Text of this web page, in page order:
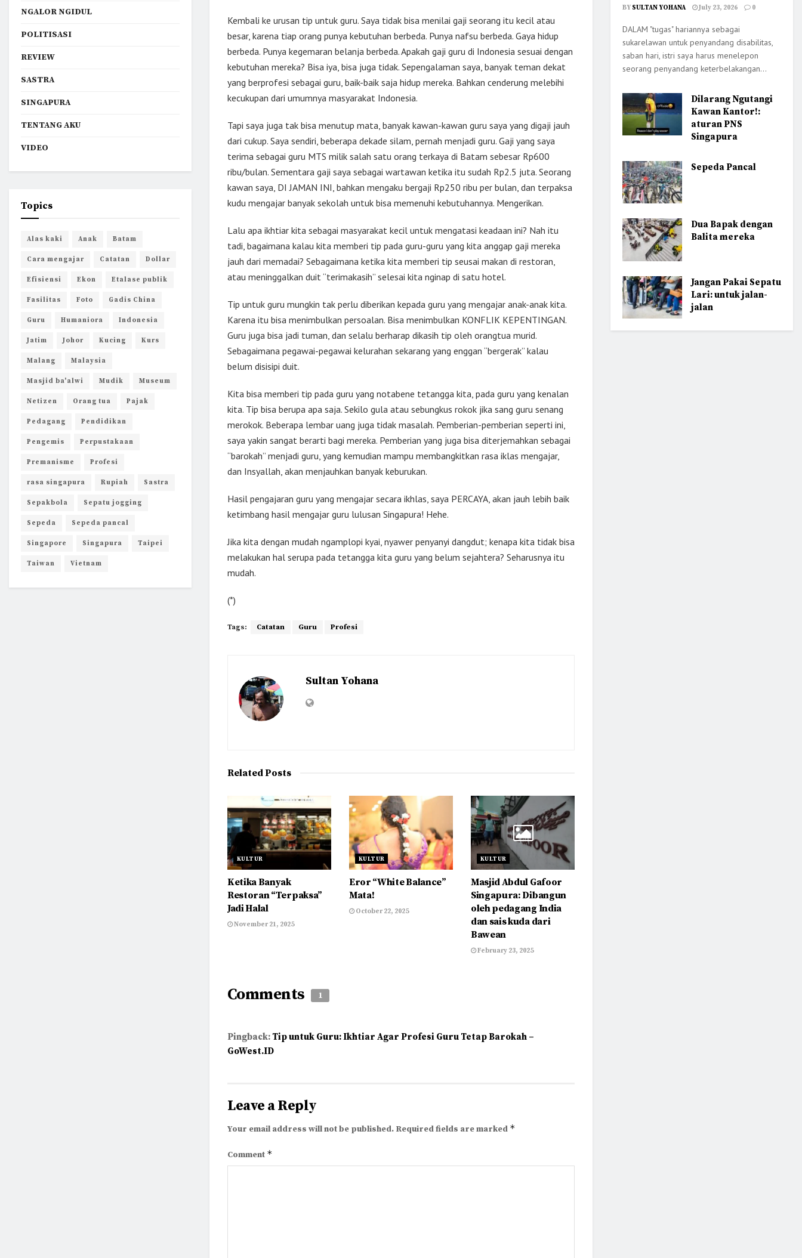
Kembali ke urusan tip untuk guru. Saya tidak bisa menilai gaji seorang itu kecil atau
besar, karena tiap orang punya kebutuhan berbeda. Punya nafsu berbeda. Gaya hidup
berbeda. Punya kegemaran belanja berbeda. Apakah gaji guru di Indonesia sesuai dengan
kebutuhan mereka? Bisa iya, bisa juga tidak. Sepengalaman saya, banyak teman dekat
yang berprofesi sebagai guru, baik-baik saja hidup mereka. Bahkan cenderung melebihi
kecukupan dari umumnya masyarakat Indonesia.
Tapi saya juga tak bisa menutup mata, banyak kawan-kawan guru saya yang digaji jauh
dari cukup. Saya sendiri, beberapa dekade silam, pernah menjadi guru. Gaji yang saya
terima sebagai guru MTS milik salah satu orang terkaya di Batam sebesar Rp600
ribu/bulan. Sementara gaji saya sebagai wartawan ketika itu sudah Rp2.5 juta. Seorang
kawan saya, DI JAMAN INI, bahkan mengaku bergaji Rp250 ribu per bulan, dan terpaksa
kudu mengajar banyak sekolah untuk bisa memenuhi kebutuhannya. Mengerikan.
Lalu apa ikhtiar kita sebagai masyarakat kecil untuk mengatasi keadaan ini? Nah itu
tadi, bagaimana kalau kita memberi tip pada guru-guru yang kita anggap gaji mereka
jauh dari memadai? Sebagaimana ketika kita memberi tip seusai makan di restoran,
atau meninggalkan duit “terimakasih” selesai kita nginap di satu hotel.
Tip untuk guru mungkin tak perlu diberikan kepada guru yang mengajar anak-anak kita.
Karena itu bisa menimbulkan persoalan. Bisa menimbulkan KONFLIK KEPENTINGAN.
Guru juga bisa jadi tuman, dan selalu berharap dikasih tip oleh orangtua murid.
Sebagaimana pegawai-pegawai kelurahan sekarang yang enggan “bergerak” kalau
belum disisipi duit.
Kita bisa memberi tip pada guru yang notabene tetangga kita, pada guru yang kenalan
kita. Tip bisa berupa apa saja. Sekilo gula atau sebungkus rokok jika sang guru senang
merokok. Beberapa lembar uang juga tidak masalah. Pemberian-pemberian seperti ini,
saya yakin sangat berarti bagi mereka. Pemberian yang juga bisa diterjemahkan sebagai
“barokah” menjadi guru, yang kemudian mampu membangkitkan rasa iklas mengajar,
dan Insyallah, akan menjauhkan banyak keburukan.
Hasil pengajaran guru yang mengajar secara ikhlas, saya PERCAYA, akan jauh lebih baik
ketimbang hasil mengajar guru lulusan Singapura! Hehe.
Jika kita dengan mudah ngamplopi kyai, nyawer penyanyi dangdut; kenapa kita tidak bisa
melakukan hal serupa pada tetangga kita guru yang belum sejahtera? Seharusnya itu
mudah.
(*)
Tags: Catatan Guru Profesi
Sultan Yohana
RelatedPosts
KULTUR
Ketika Banyak
Restoran “Terpaksa”
Jadi Halal
November 21, 2025
KULTUR
Eror “White Balance”
Mata!
October 22, 2025
KULTUR
Masjid Abdul Gafoor
Singapura: Dibangun
oleh pedagang India
dan sais kuda dari
Bawean
February 23, 2025
Comments 1
Pingback: Tip untuk Guru: Ikhtiar Agar Profesi Guru Tetap Barokah –
GoWest.ID
Leave a Reply
Your email address will not be published. Required fields are marked *
Comment *
NGALOR NGIDUL
POLITISASI
REVIEW
SASTRA
SINGAPURA
TENTANG AKU
VIDEO
Topics
Alas kaki Anak Batam
Cara mengajar Catatan Dollar
Efisiensi Ekon Etalase publik
Fasilitas Foto Gadis China
Guru Humaniora Indonesia
Jatim Johor Kucing Kurs
Malang Malaysia
Masjid ba'alwi Mudik Museum
Netizen Orang tua Pajak
Pedagang Pendidikan
Pengemis Perpustakaan
Premanisme Profesi
rasa singapura Rupiah Sastra
Sepakbola Sepatu jogging
Sepeda Sepeda pancal
Singapore Singapura Taipei
Taiwan Vietnam
BY SULTAN YOHANA July 23, 2026 0
DALAM "tugas" hariannya sebagai
sukarelawan untuk penyandang disabilitas,
saban hari, istri saya harus menelepon
seorang penyandang keterbelakangan...
Dilarang Ngutangi
Kawan Kantor!:
aturan PNS
Singapura
Sepeda Pancal
Dua Bapak dengan
Balita mereka
Jangan Pakai Sepatu
Lari: untuk jalan-
jalan